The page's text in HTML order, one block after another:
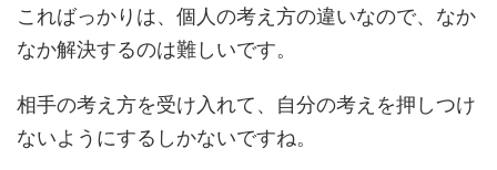
こればっかりは、個人の考え方の違いなので、なか
なか解決するのは難しいです。
相手の考え方を受け入れて、自分の考えを押しつけ
ないようにするしかないですね。